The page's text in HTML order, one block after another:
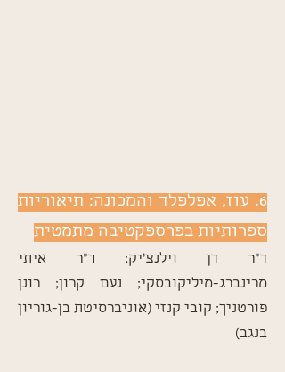
6. עוז, אפלפלד והמכונה: תיאוריות
ספרותיות בפרספקטיבה מתמטית
ד"ר דן וילנצ'יק; ד"ר איתי
מרינברג-מיליקובסקי; נעם קרון; רונן
פורטניך; קובי קנזי (אוניברסיטת בן-גוריון
בנגב)